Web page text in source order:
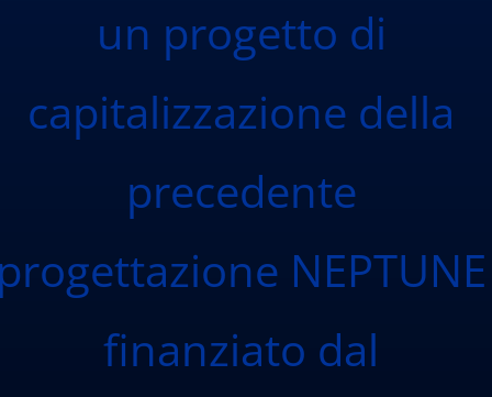
un progetto di
capitalizzazione della
precedente
NEPTUNE
finanziato dal